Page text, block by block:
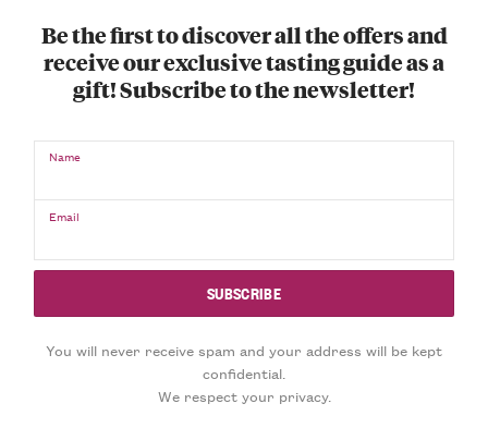
Be the first to discover all the offers and
receive our exclusive tasting guide as a
gift! Subscribe to the newsletter!
Name
Email
You will never receive spam and your address will be kept
confidential.
We respect your privacy.